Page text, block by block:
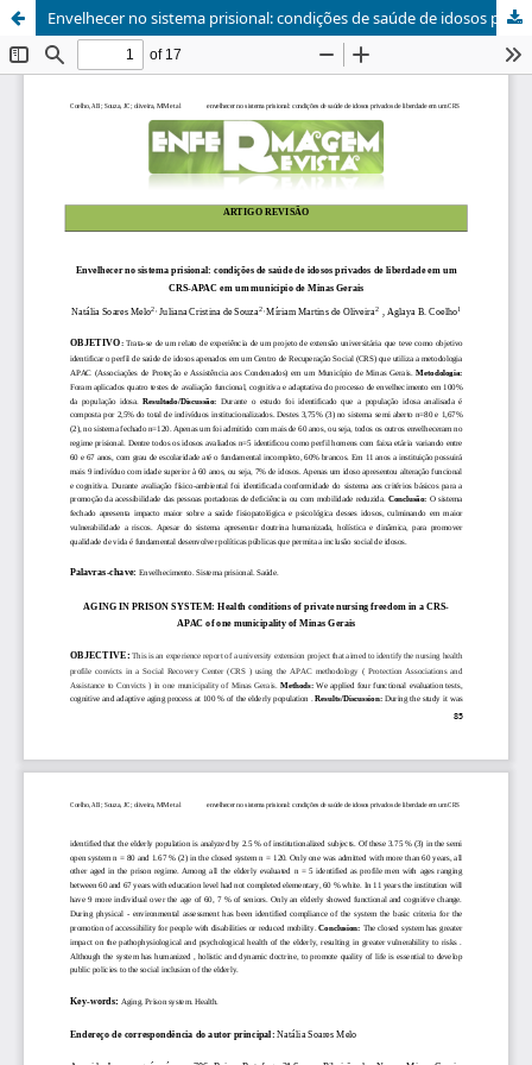
Envelhecer no sistema prisional: condições de saúde de idosos privados de liberdade em um CRS-APAC em um município de Minas Gerais